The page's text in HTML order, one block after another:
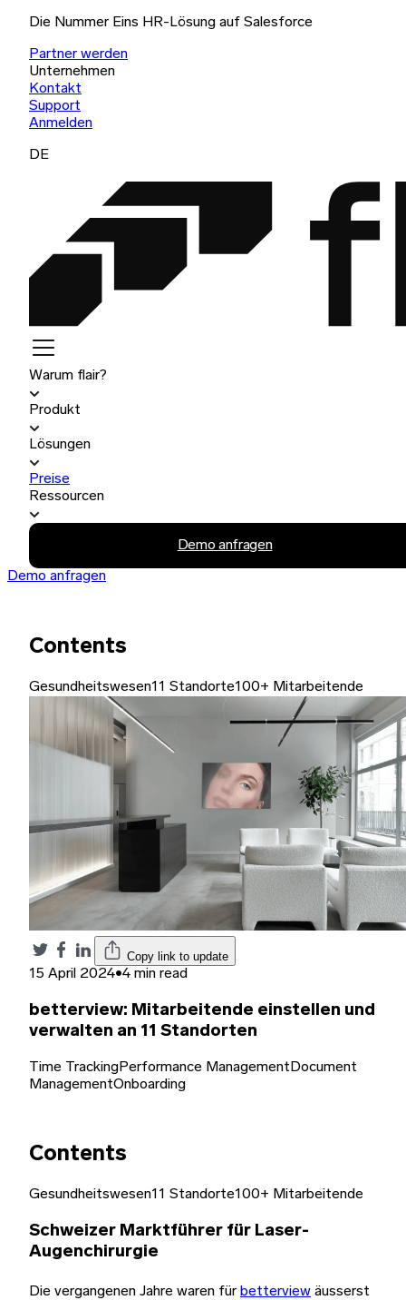
Die Nummer Eins HR-Lösung auf Salesforce
Partner werden
Unternehmen
Kontakt
Support
Anmelden
DE
Warum flair?
Produkt
Lösungen
Preise
Ressourcen
Demo anfragen
Demo anfragen
Contents
Gesundheitswesen11 Standorte100+ Mitarbeitende
Copy link to update
15 April 2024•4 min read
betterview: Mitarbeitende einstellen und
verwalten an 11 Standorten
Time TrackingPerformance Management Document
ManagementOnboarding
Contents
Gesundheitswesen11 Standorte100+ Mitarbeitende
Schweizer Marktführer für Laser-
Augenchirurgie
Die vergangenen Jahre waren für betterview äusserst